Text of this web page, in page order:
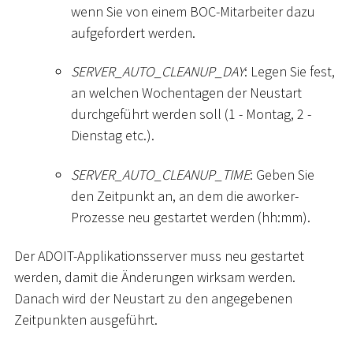
wenn Sie von einem BOC-Mitarbeiter dazu
aufgefordert werden.
SERVER_AUTO_CLEANUP_DAY: Legen Sie fest,
an welchen Wochentagen der Neustart
durchgeführt werden soll (1 - Montag, 2 -
Dienstag etc.).
SERVER_AUTO_CLEANUP_TIME: Geben Sie
den Zeitpunkt an, an dem die aworker-
Prozesse neu gestartet werden (hh:mm).
Der ADOIT-Applikationsserver muss neu gestartet
werden, damit die Änderungen wirksam werden.
Danach wird der Neustart zu den angegebenen
Zeitpunkten ausgeführt.